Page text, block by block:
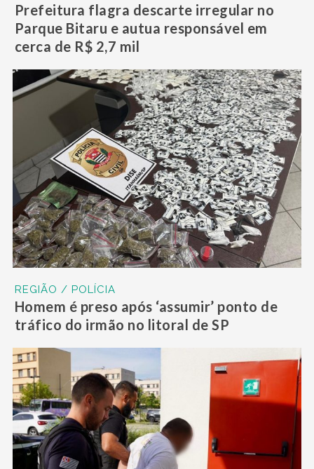
Prefeitura flagra descarte irregular no
Parque Bitaru e autua responsável em
cerca de R$ 2,7 mil
REGIÃO / POLÍCIA
Homem é preso após ‘assumir’ ponto de
tráfico do irmão no litoral de SP